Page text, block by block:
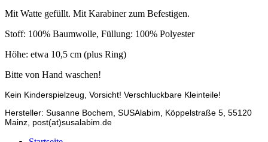
Mit Watte gefüllt. Mit Karabiner zum Befestigen.
Stoff: 100% Baumwolle, Füllung: 100% Polyester
Höhe: etwa 10,5 cm (plus Ring)
Bitte von Hand waschen!
Kein Kinderspielzeug, Vorsicht! Verschluckbare Kleinteile!
Hersteller: Susanne Bochem, SUSAlabim, Köppelstraße 5, 55120
Mainz, post(at)susalabim.de